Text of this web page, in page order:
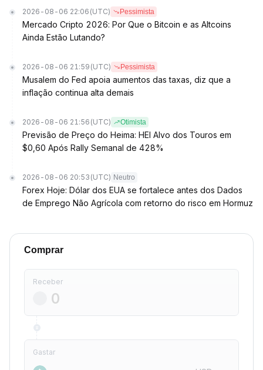
2026-08-06 22:06 (UTC) Pessimista
Mercado Cripto 2026: Por Que o Bitcoin e as Altcoins
Ainda Estão Lutando?
2026-08-06 21:59 (UTC) Pessimista
Musalem do Fed apoia aumentos das taxas, diz que a
inflação continua alta demais
2026-08-06 21:56 (UTC) Otimista
Previsão de Preço do Heima: HEI Alvo dos Touros em
$0,60 Após Rally Semanal de 428%
2026-08-06 20:53 (UTC) Neutro
Forex Hoje: Dólar dos EUA se fortalece antes dos Dados
de Emprego Não Agrícola com retorno do risco em Hormuz
Comprar
Receber
Gastar